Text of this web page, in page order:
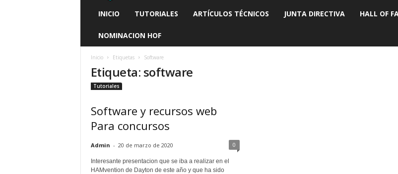
INICIO TUTORIALES ARTÍCULOS TÉCNICOS JUNTA DIRECTIVA HALL OF
NOMINACION HOF
Inicio Etiquetas Software
Etiqueta: software
Tutoriales
Software y recursos web
Para concursos
Admin - 20 de marzo de 2020 0
Interesante presentacion que se iba a realizar en el
HAMvention de Dayton de este año y que ha sido